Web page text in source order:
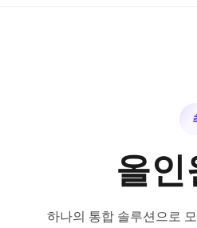
올인
하나의 통합 솔루션으로